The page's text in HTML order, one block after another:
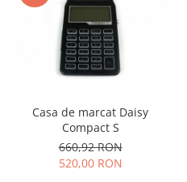
Casa de marcat Daisy
Compact S
660,92 RON
520,00 RON